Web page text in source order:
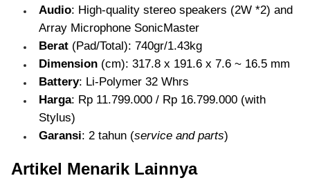
Audio: High-quality stereo speakers (2W *2) and
Array Microphone SonicMaster
Berat (Pad/Total): 740gr/1.43kg
Dimension (cm): 317.8 x 191.6 x 7.6 ~ 16.5 mm
Battery: Li-Polymer 32 Whrs
Harga: Rp 11.799.000 / Rp 16.799.000 (with
Stylus)
Garansi: 2 tahun (service and parts)
Artikel Menarik Lainnya